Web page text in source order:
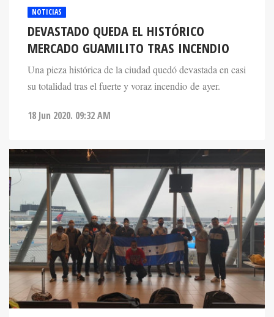
NOTICIAS
DEVASTADO QUEDA EL HISTÓRICO
MERCADO GUAMILITO TRAS INCENDIO
Una pieza histórica de la ciudad quedó devastada en casi
su totalidad tras el fuerte y voraz incendio de ayer.
18 Jun 2020. 09:32 AM